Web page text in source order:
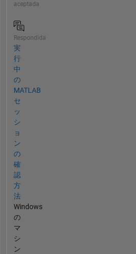
aceptada
Respondida
実
行
中
の
MATLAB
セ
ッ
シ
ョ
ン
の
確
認
方
法
Windows
の
マ
シ
ン